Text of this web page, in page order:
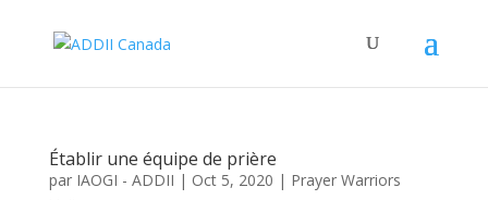
Établir une équipe de prière
par IAOGI - ADDII | Oct 5, 2020 | Prayer Warriors